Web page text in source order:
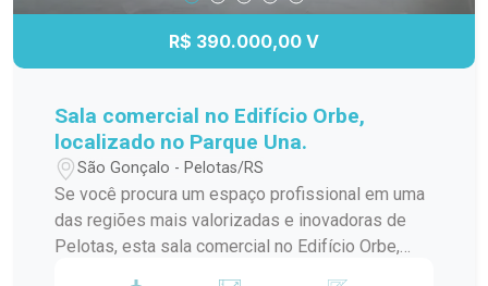
R$ 390.000,00 V
Sala comercial no Edifício Orbe,
localizado no Parque Una.
São Gonçalo - Pelotas/RS
Se você procura um espaço profissional em uma
das regiões mais valorizadas e inovadoras de
Pelotas, esta sala comercial no Edifício Orbe,